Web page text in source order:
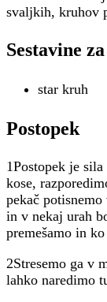
svaljkih, kruhov
Sestavine
star kruh
Postopek
1Postopek je
kose,
pekač
in v nekaj urah
premešamo in
2Stresemo ga v
lahko naredimo